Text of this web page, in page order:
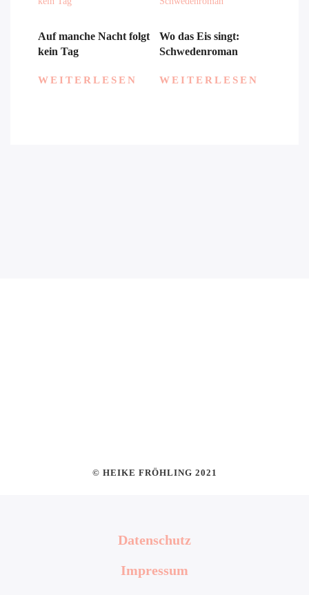
Auf manche Nacht folgt
kein Tag
WEITERLESEN
Wo das Eis singt:
Schwedenroman
WEITERLESEN
© HEIKE FRÖHLING 2021
Datenschutz
Impressum